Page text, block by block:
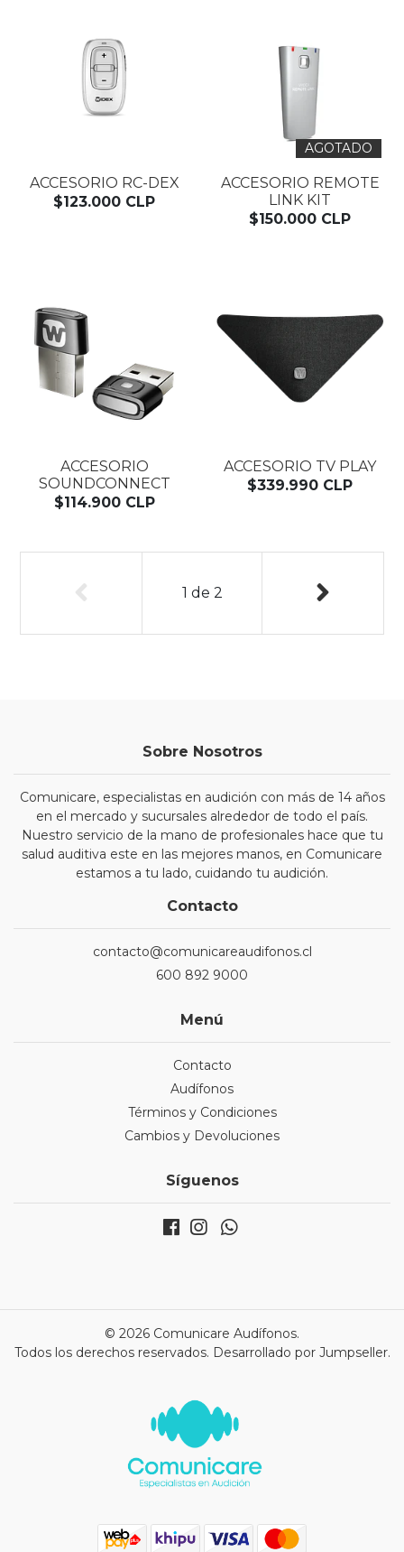
ACCESORIO RC-DEX
$123.000 CLP
AGOTADO
ACCESORIO REMOTE
LINK KIT
$150.000 CLP
ACCESORIO
SOUNDCONNECT
$114.900 CLP
ACCESORIO TV PLAY
$339.990 CLP
1 de 2
Sobre Nosotros
Comunicare, especialistas en audición con más de 14 años
en el mercado y sucursales alrededor de todo el país.
Nuestro servicio de la mano de profesionales hace que tu
salud auditiva este en las mejores manos, en Comunicare
estamos a tu lado, cuidando tu audición.
Contacto
contacto@comunicareaudifonos.cl
600 892 9000
Menú
Contacto
Audífonos
Términos y Condiciones
Cambios y Devoluciones
Síguenos
© 2026 Comunicare Audífonos.
Todos los derechos reservados. Desarrollado por Jumpseller.